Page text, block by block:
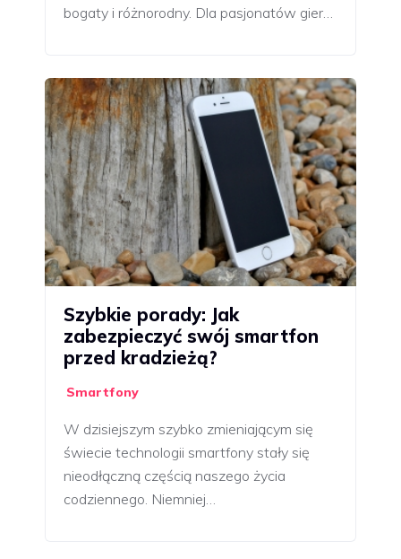
bogaty i różnorodny. Dla pasjonatów gier…
Szybkie porady: Jak
zabezpieczyć swój smartfon
przed kradzieżą?
Smartfony
W dzisiejszym szybko zmieniającym się
świecie technologii smartfony stały się
nieodłączną częścią naszego życia
codziennego. Niemniej…